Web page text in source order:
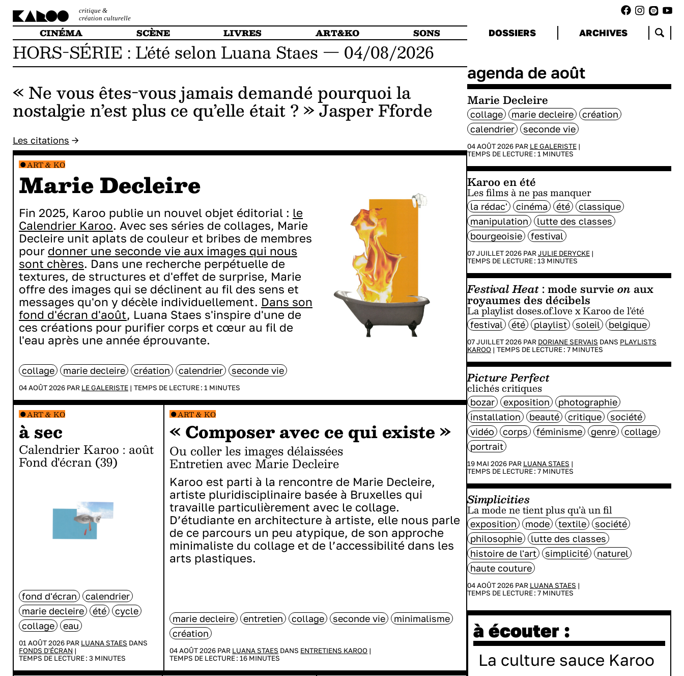
critique &
création culturelle
CINÉMA SCÈNE LIVRES ART&KO SONS DOSSIERS ARCHIVES
HORS-SÉRIE : L'été selon Luana Staes — 04/08/2026
« Ne vous êtes-vous jamais demandé pourquoi la
nostalgie n’est plus ce qu’elle était ? » Jasper Fforde
Les citations →
ART & KO
Marie Decleire
Fin 2025, Karoo publie un nouvel objet éditorial : le
Calendrier Karoo. Avec ses séries de collages, Marie
Decleire unit aplats de couleur et bribes de membres
pour donner une seconde vie aux images qui nous
sont chères. Dans une recherche perpétuelle de
textures, de structures et d'effet de surprise, Marie
offre des images qui se déclinent au fil des sens et
messages qu'on y décèle individuellement. Dans son
fond d'écran d'août, Luana Staes s'inspire d'une de
ces créations pour purifier corps et cœur au fil de
l'eau après une année éprouvante.
collage marie decleire création calendrier seconde vie
04 AOÛT 2026 PAR LE GALERISTE | TEMPS DE LECTURE : 1 MINUTES
ART & KO
à sec
Calendrier Karoo : août
Fond d'écran (39)
fond d'écran
calendrier
marie decleire
été
cycle
collage
eau
01 AOÛT 2026 PAR LUANA STAES DANS
FONDS D'ÉCRAN |
TEMPS DE LECTURE : 3 MINUTES
ART & KO
« Composer avec ce qui existe »
ou coller les images délaissées
Entretien avec Marie Decleire
Karoo est parti à la rencontre de Marie Decleire,
artiste pluridisciplinaire basée à Bruxelles qui
travaille particulièrement avec le collage.
D’étudiante en architecture à artiste, elle nous parle
de ce parcours un peu atypique, de son approche
minimaliste du collage et de l’accessibilité dans les
arts plastiques.
marie decleire entretien collage seconde vie
minimalisme
création
04 AOÛT 2026 PAR LUANA STAES DANS ENTRETIENS KAROO |
TEMPS DE LECTURE :16 MINUTES
agenda de août
Marie Decleire
collage marie decleire
création
calendrier
seconde vie
04 AOÛT 2026 PAR LE GALERISTE|
TEMPS DE LECTURE : 1 MINUTES
Karoo en été
Les films à ne pas manquer
la rédac' cinéma été
classique
manipulation
lutte des classes
bourgeoisie
festival
07 JUILLET 2026 PARJULIE DERYCKE|
TEMPS DE LECTURE : 13 MINUTES
Festival Heat: mode survie on aux
royaumes des décibels
La playlist doses.of.love x Karoo de l’été
festival été playlist soleil belgique
07 JUILLET 2026 PAR DORIANE SERVAIS DANS PLAYLISTS
KAROO| TEMPS DE LECTURE : 7MINUTES
Picture Perfect
clichés critiques
bozar exposition
photographie
installation
beauté critique
société
vidéo
corps féminisme genre
collage
portrait
19 MAI 2026 PAR LUANA STAES |
TEMPS DE LECTURE : 7MINUTES
Simplicities
La mode ne tient plus qu’à un fil
exposition mode textile
société
philosophie
lutte des classes
histoire de l'art
simplicité
naturel
haute couture
04 AOÛT 2026 PAR LUANA STAES |
TEMPS DE LECTURE : 7MINUTES
à écouter :
La culture sauce Karoo